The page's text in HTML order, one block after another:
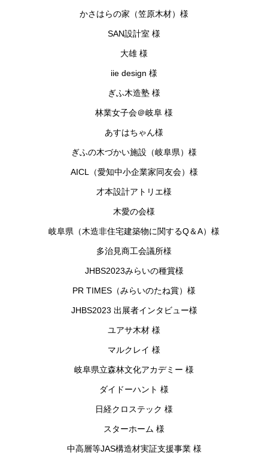
かさはらの家（笠原木材）様
SAN設計室 様
大雄 様
iie design 様
ぎふ木造塾 様
林業女子会＠岐阜 様
あすはちゃん様
ぎふの木づかい施設（岐阜県）様
AICL（愛知中小企業家同友会）様
才本設計アトリエ様
木愛の会様
岐阜県（木造非住宅建築物に関するQ＆A）様
多治見商工会議所様
JHBS2023みらいの種賞様
PR TIMES（みらいのたね賞）様
JHBS2023 出展者インタビュー様
ユアサ木材 様
マルクレイ 様
岐阜県立森林文化アカデミー 様
ダイドーハント 様
日経クロステック 様
スターホーム 様
中高層等JAS構造材実証支援事業 様